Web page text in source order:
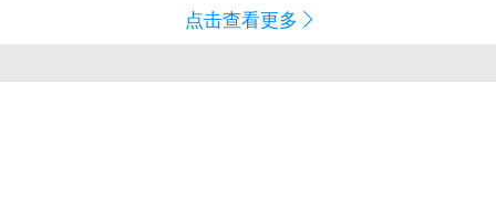
点击查看更多